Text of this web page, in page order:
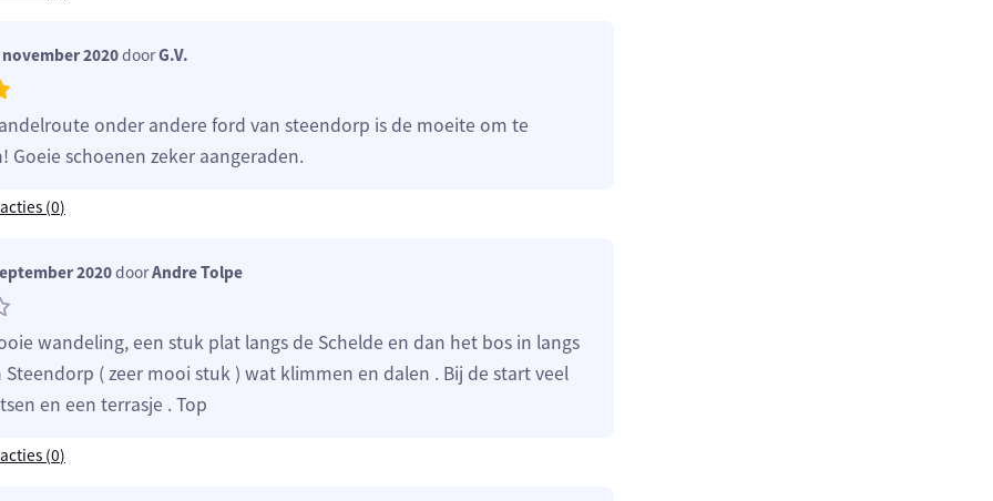
2020doorG.V.
onder andere ford van steendorp is de moeite om te
Goeie schoenen zeker aangeraden.
(0)
2020doorAndre Tolpe
wandeling, een stuk plat langs de Schelde en dan het bos in langs
Steendorp ( zeer mooi stuk ) wat klimmen en dalen . Bij de start veel
en een terrasje . Top
(0)